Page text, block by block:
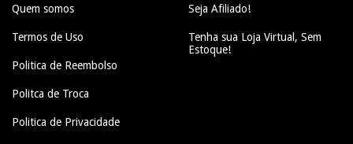
Quem somos
Termos de Uso
Politica de Reembolso
Politca de Troca
Politica de Privacidade
Seja Afiliado!
Tenha sua Loja Virtual, Sem
Estoque!